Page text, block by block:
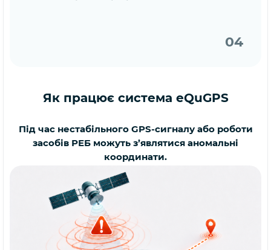
04
Як працює система eQuGPS
Під час нестабільного GPS-сигналу або роботи
засобів РЕБ можуть з’являтися аномальні
координати.